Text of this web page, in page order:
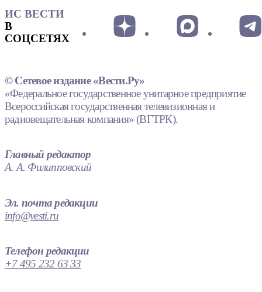
ИС ВЕСТИ
В
СОЦСЕТЯХ
© Сетевое издание «Вести.Ру»
«Федеральное государственное унитарное предприятие
Всероссийская государственная телевизионная и
радиовещательная компания» (ВГТРК).
Главный редактор
А. А. Филипповский
Эл. почта редакции
info@vesti.ru
Телефон редакции
+7 495 232 63 33